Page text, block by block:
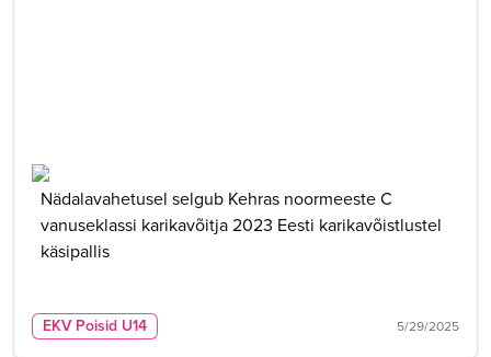
Nädalavahetusel selgub Kehras noormeeste C
vanuseklassi karikavõitja 2023 Eesti karikavõistlustel
käsipallis
EKV Poisid U14 5/29/2025